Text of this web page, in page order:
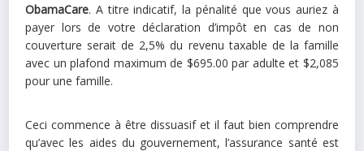
ObamaCare. A titre indicatif, la pénalité que vous auriez à
payer lors de votre déclaration d’impôt en cas de non
couverture serait de 2,5% du revenu taxable de la famille
avec un plafond maximum de $695.00 par adulte et $2,085
pour une famille.
Ceci commence à être dissuasif et il faut bien comprendre
qu’avec les aides du gouvernement, l’assurance santé est